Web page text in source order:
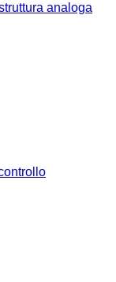
analoga